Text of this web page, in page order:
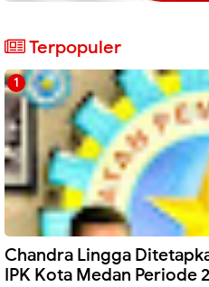
Terpopuler
Chandra Lingga
IPK Kota Medan Periode